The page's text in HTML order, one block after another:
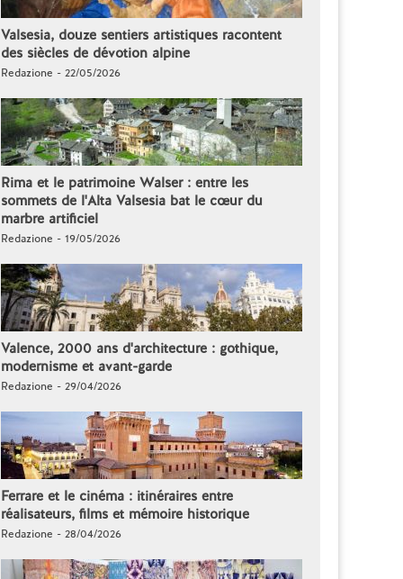
Valsesia, douze sentiers artistiques racontent
des siècles de dévotion alpine
Redazione - 22/05/2026
Rima et le patrimoine Walser : entre les
sommets de l'Alta Valsesia bat le cœur du
marbre artificiel
Redazione - 19/05/2026
Valence, 2000 ans d'architecture : gothique,
modernisme et avant-garde
Redazione - 29/04/2026
Ferrare et le cinéma : itinéraires entre
réalisateurs, films et mémoire historique
Redazione - 28/04/2026